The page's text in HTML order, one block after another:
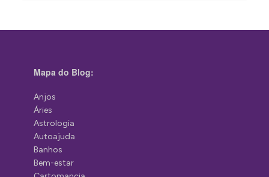
Mapa do Blog:
Anjos
Áries
Astrologia
Autoajuda
Banhos
Bem-estar